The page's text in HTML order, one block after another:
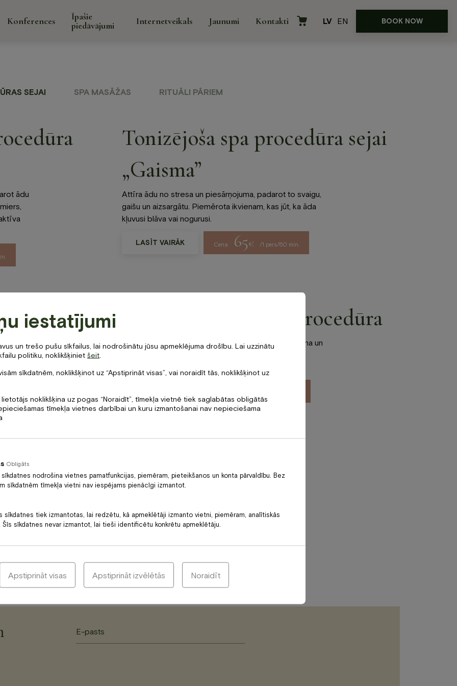
Konferences
Īpašie
piedāvājumi
Internetveikals Jaunumi Kontakti LV EN BOOK NOW
un
Spa procedūras sejai
Konferences
LV EN
SEJAI SPA MASĀŽAS RITUĀLI PĀRIEM
ādu
Tonizējoša spa procedūra sejai
„Gaisma”
Attīra ādu no stresa un piesārņojuma, padarot to svaigu,
gaišu un aizsargātu. Piemērota ikvienam, kas jūt, ka āda
kļuvusi blāva vai nogurusi.
LASĪT VAIRĀK Cena 65€ /1 pers./60 min.
Anti-age SPA sejas procedūra
Ļaujies dziļi relaksējošam rituālam, kas paceļ, izlīdzina un
sejai
ja ādai
iestatījumi
un trešo pušu sīkfailus, lai nodrošinātu jūsu apmeklējuma drošību. Lai uzzinātu
politiku, noklikšķiniet šeit
sīkdatnēm, noklikšķinot uz “Apstiprināt visas”, vai noraidīt tās, noklikšķinot uz
noklikšķina uz pogas “Noraidīt”, tīmekļa vietnē tiek saglabātas obligātās
tīmekļa vietnes darbībai un kuru izmantošanai nav nepieciešama
Obligāts
nodrošina vietnes pamatfunkcijas, piemēram, pieteikšanos un konta pārvaldību. Bez
sīkdatnēm tīmekļa vietni nav iespējams pienācīgi izmantot.
sīkdatnes tiek izmantotas, lai redzētu, kā apmeklētāji izmanto vietni, piemēram, analītiskās
Šīs sīkdatnes nevar izmantot, lai tieši identificētu konkrētu apmeklētāju.
Noraidīt
Apstiprināt izvēlētās
Apstiprināt visas